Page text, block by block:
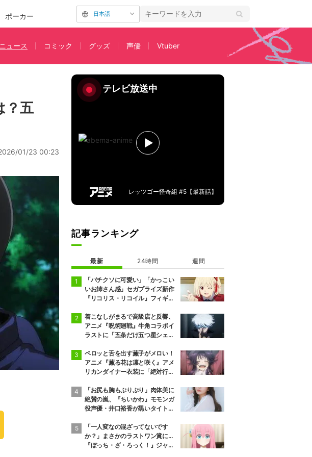
ポーカー 日本語
ュース コミック グッズ 声優 Vtuber
？五
01/23 00:23
テレビ放送中
レッツゴー怪奇組 #5【最新話】
記事ランキング
最新 24時間 週間
「バチクソに可愛い」「かっこい
いお姉さん感」セガプライズ新作
『リコリス・リコイル』フィギュ
着こなしがまるで高級店と反響、
アニメ『呪術廻戦』牛角コラボイ
ラストに「五条だけ五つ星シェ
ペロッと舌を出す薫子がメロい！
アニメ『薫る花は凛と咲く』アメ
リカンダイナー衣装に「絶対行き
「お尻も胸もぷりぷり」肉体美に
絶賛の嵐、『ちいかわ』モモンガ
役声優・井口裕香が黒いタイトウ
「一人変なの混ざってないです
か？」まさかのラストワン賞に…
『ぼっち・ざ・ろっく！』ジャー